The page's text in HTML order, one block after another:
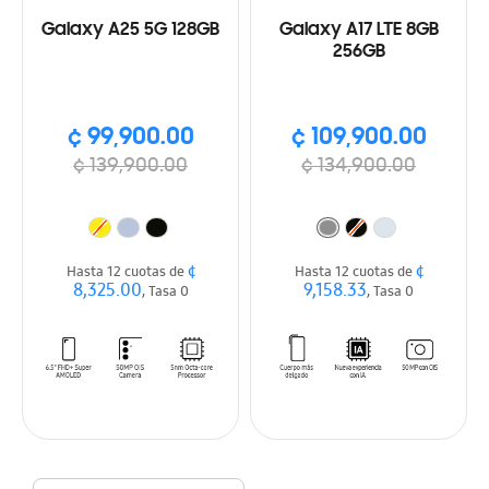
Galaxy A25 5G 128GB
¢ 99,900.00
¢ 139,900.00
Hasta 12 cuotas de¢
8,325.00, Tasa 0
Galaxy A17 LTE 8GB
256GB
¢ 109,900.00
¢ 134,900.00
Hasta 12 cuotas de¢
9,158.33, Tasa 0